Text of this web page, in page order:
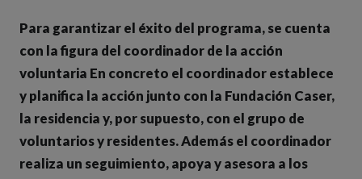
Para garantizar el éxito del programa, se cuenta
con la figura del coordinador de la acción
voluntaria En concreto el coordinador establece
y planifica la acción junto con la Fundación Caser,
la residencia y, por supuesto, con el grupo de
voluntarios y residentes. Además el coordinador
realiza un seguimiento, apoya y asesora a los